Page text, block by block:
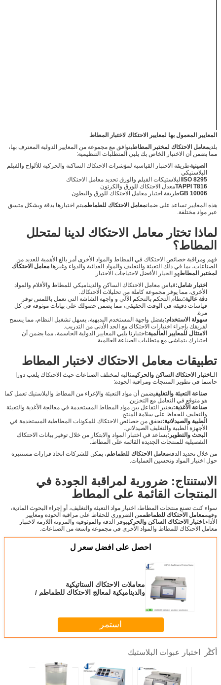
المعايير المعمول بها لمعايير الاحتكاك لاختبار المطاط
بلديمعامل الاحتكاك لمختبر المطاطيتوافق مع مجموعة من المعايير الدولية المعترف بها،
مما يضمن أن الاختبار الخاص بك يلبي المتطلبات التنظيمية:
الصينيةطريقة الاختبار القياسية لمؤشرات الاحتكاك الساكنة والحركية للألواح والفيلم
البلاستيكي
ISO 8295البلاستيكات الفيلم والورق تحديد معامل الاحتكاك
TAPPI T816معدل الاحتكاك للورق والكرتون
GB 10006طريقة اختبار معامل الاحتكاك للورق والبطون
هذه المعايير تساعد على ضمانمعامل الاحتكاك للطماطميتم اختبارها بدقة وبشكل متسق
عبر مواد مختلفة.
لماذا تختار معامل الاحتكاك لدينا لمتحلل
المطاط؟
فهم ومراقبة خصائص الاحتكاك في المطاط والمواد الأخرى أمر بالغ الأهمية للعديد من
الصناعات، بما في ذلك التعبئة والتغليف والمواد الغذائية والدواء وغيرها.معامل الاحتكاك
لمختبر المطاطهو الخيار الأفضل لاحتياجات الاختبار:
اختبار شامل:قياس معامل الاحتكاك الساكن والديناميكي للمطاط والأفلام والمواد
الأخرى، مما يوفر مجموعة كاملة من تحليلات الاحتكاك.
دقة عالية:نظام التحكم بالتحكم الآلي و واجهة الشاشة التي تعمل باللمس توفر
قياسات دقيقة في الوقت الحقيقي، مما يضمن حصولك على بيانات موثوقة في كل
مرة.
سهولة الاستخدام:بفضل واجهة المستخدم البديهية، يسهل تشغيل النظام، مما يسمح
لفريقك بإجراء اختبارات الاحتكاك مع الحد الأدنى من التدريب.
الامتثال للمعايير العالمية:اختبارنا يلبي المعايير الدولية الحاسمة، مما يضمن أن
اختبارك يتماشى مع متطلبات الصناعة العالمية.
تطبيقات معامل الاحتكاك لاختبار المطاط
الـاختبار الاحتكاك الساكن والحركيمثالية لمختلف الصناعات حيث الاحتكاك يلعب دورا
حاسما في تطوير المنتجات ومراقبة الجودة:
صناعة التعبئة والتغليفيضمن أن مواد التعبئة والإغراء من المطاط والبلاستيك تعمل كما
هو متوقع في التعامل مع التخزين.
صناعة الأغذية:يختبر التفاعل بين مواد المطاط المستخدمة في معالجة الأغذية والتعبئة
والتغليف للحفاظ على سلامة المنتج.
الطبية والصيدلانية:تحقق من خصائص الاحتكاك للمكونات المطاطية المستخدمة في
الأجهزة الطبية والتغليف الصيدلاني.
البحث والتطوير:يساعد في اختبار المواد والابتكار من خلال توفير بيانات الاحتكاك
التفصيلية للمنتجات الجديدة القائمة على المطاط.
من خلال تحديد الدقةمعامل الاحتكاك للطماطم، يمكن للشركات اتخاذ قرارات مستنيرة
حول اختيار المواد وتحسين العمليات.
الاستنتاج: ضرورية لمراقبة الجودة في
المنتجات القائمة على المطاط
سواء كنت تصنع منتجات المطاط، اختبار مواد التعبئة والتغليف، أو إجراء البحوث المادية،
وفهممعامل الاحتكاك للطماطممن الضروري للحفاظ على مراقبة الجودة ومعايير
الأداء.اختبار الاحتكاك الساكن والحركييوفر الدقة والموثوقية والمرونة اللازمة لاختبار
معامل الاحتكاك للمطاط والمواد الأخرى في مجموعة واسعة من الصناعات.
احصل على افضل سعر ل
معاملات الاحتكاك الستاتيكية
والديناميكية لمعالج الاحتكاك للطماطم /
استمر
أكثر اختبار عبوات البلاستيك